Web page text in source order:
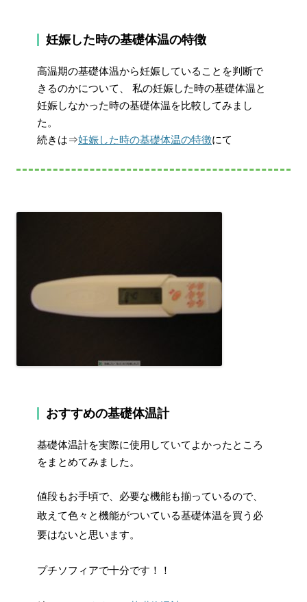
妊娠した時の基礎体温の特徴
高温期の基礎体温から妊娠していることを判断で
きるのかについて、 私の妊娠した時の基礎体温と
妊娠しなかった時の基礎体温を比較してみまし
た。
続きは⇒妊娠した時の基礎体温の特徴にて
おすすめの基礎体温計
基礎体温計を実際に使用していてよかったところ
をまとめてみました。
値段もお手頃で、必要な機能も揃っているので、
敢えて色々と機能がついている基礎体温を買う必
要はないと思います。
プチソフィアで十分です！！